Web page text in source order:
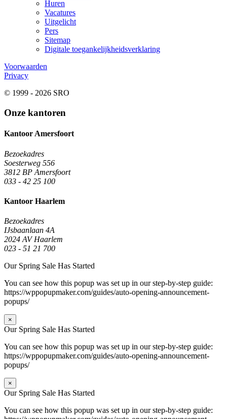
Huren
Vacatures
Uitgelicht
Pers
Sitemap
Digitale toegankelijkheidsverklaring
Voorwaarden
Privacy
© 1999 - 2026 SRO
Onze kantoren
Kantoor Amersfoort
Bezoekadres
Soesterweg 556
3812 BP Amersfoort
033 - 42 25 100
Kantoor Haarlem
Bezoekadres
IJsbaanlaan 4A
2024 AV Haarlem
023 - 51 21 700
Our Spring Sale Has Started
You can see how this popup was set up in our step-by-step guide:
https://wppopupmaker.com/guides/auto-opening-announcement-
popups/
×
Our Spring Sale Has Started
You can see how this popup was set up in our step-by-step guide:
https://wppopupmaker.com/guides/auto-opening-announcement-
popups/
×
Our Spring Sale Has Started
You can see how this popup was set up in our step-by-step guide: